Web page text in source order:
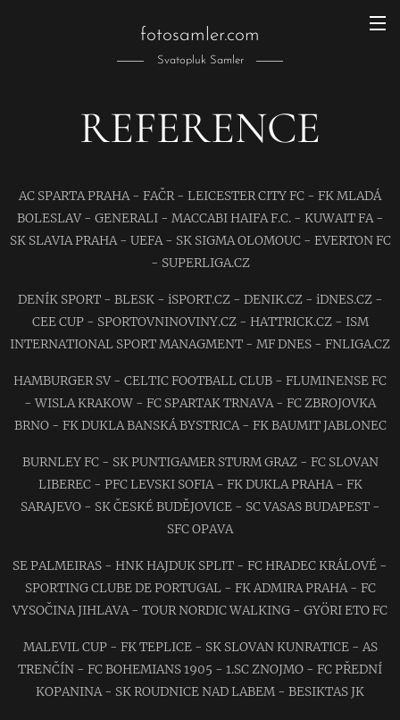
fotosamler.com
Svatopluk Samler
REFERENCE
AC SPARTA PRAHA - FAČR - LEICESTER CITY FC - FK MLADÁ
BOLESLAV - GENERALI - MACCABI HAIFA F.C. - KUWAIT FA -
SK SLAVIA PRAHA - UEFA - SK SIGMA OLOMOUC - EVERTON FC
- SUPERLIGA.CZ
DENÍK SPORT - BLESK - iSPORT.CZ - DENIK.CZ - iDNES.CZ -
CEE CUP - SPORTOVNINOVINY.CZ - HATTRICK.CZ - ISM
INTERNATIONAL SPORT MANAGMENT - MF DNES - FNLIGA.CZ
HAMBURGER SV - CELTIC FOOTBALL CLUB - FLUMINENSE FC
- WISLA KRAKOW - FC SPARTAK TRNAVA - FC ZBROJOVKA
BRNO - FK DUKLA BANSKÁ BYSTRICA - FK BAUMIT JABLONEC
BURNLEY FC - SK PUNTIGAMER STURM GRAZ - FC SLOVAN
LIBEREC - PFC LEVSKI SOFIA - FK DUKLA PRAHA - FK
SARAJEVO - SK ČESKÉ BUDĚJOVICE - SC VASAS BUDAPEST -
SFC OPAVA
SE PALMEIRAS - HNK HAJDUK SPLIT - FC HRADEC KRÁLOVÉ -
SPORTING CLUBE DE PORTUGAL - FK ADMIRA PRAHA - FC
VYSOČINA JIHLAVA - TOUR NORDIC WALKING - GYÖRI ETO FC
MALEVIL CUP - FK TEPLICE - SK SLOVAN KUNRATICE - AS
TRENČÍN - FC BOHEMIANS 1905 - 1.SC ZNOJMO - FC PŘEDNÍ
KOPANINA - SK ROUDNICE NAD LABEM - BESIKTAS JK